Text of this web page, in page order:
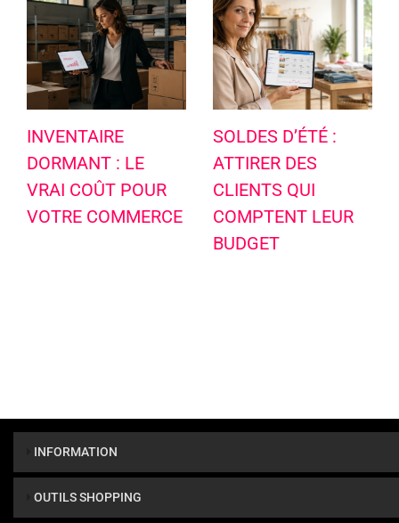
INVENTAIRE
DORMANT : LE
VRAI COÛT POUR
VOTRE COMMERCE
SOLDES D’ÉTÉ :
ATTIRER DES
CLIENTS QUI
COMPTENT LEUR
BUDGET
INFORMATION
OUTILS SHOPPING